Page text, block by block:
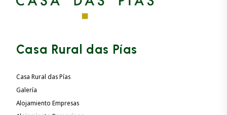
Casa Rural das Pías
Casa Rural das Pías
Galería
Alojamiento Empresas